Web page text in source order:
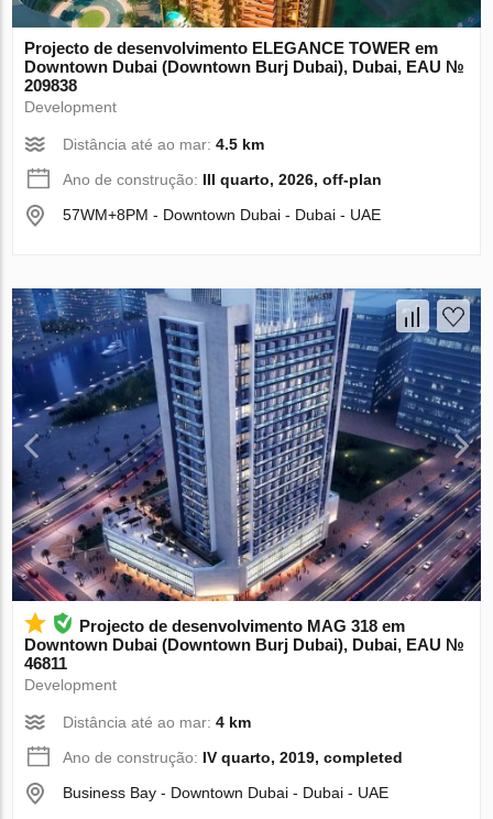
Projecto de desenvolvimento ELEGANCE TOWER em
Downtown Dubai (Downtown Burj Dubai), Dubai, EAU №
209838
Development
Distância até ao mar:4.5 km
Ano de construção: III quarto, 2026, off-plan
57WM+8PM - Downtown Dubai - Dubai - UAE
Projecto de desenvolvimento MAG 318 em
Downtown Dubai (Downtown Burj Dubai), Dubai, EAU №
46811
Development
Distância até ao mar:4 km
Ano de construção: IV quarto, 2019, completed
Business Bay - Downtown Dubai - Dubai - UAE